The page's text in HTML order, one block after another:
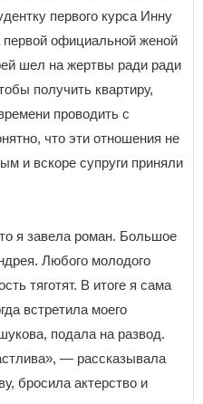
первого курса Инну
официальной женой
шел на жертвы ради ради
получить квартиру,
проводить с
что эти отношения не
и вскоре супруги приняли
я завела роман. Большое
Любого молодого
тяготят. В итоге я сама
встретила моего
подала на развод.
— рассказывала
бросила актерство и